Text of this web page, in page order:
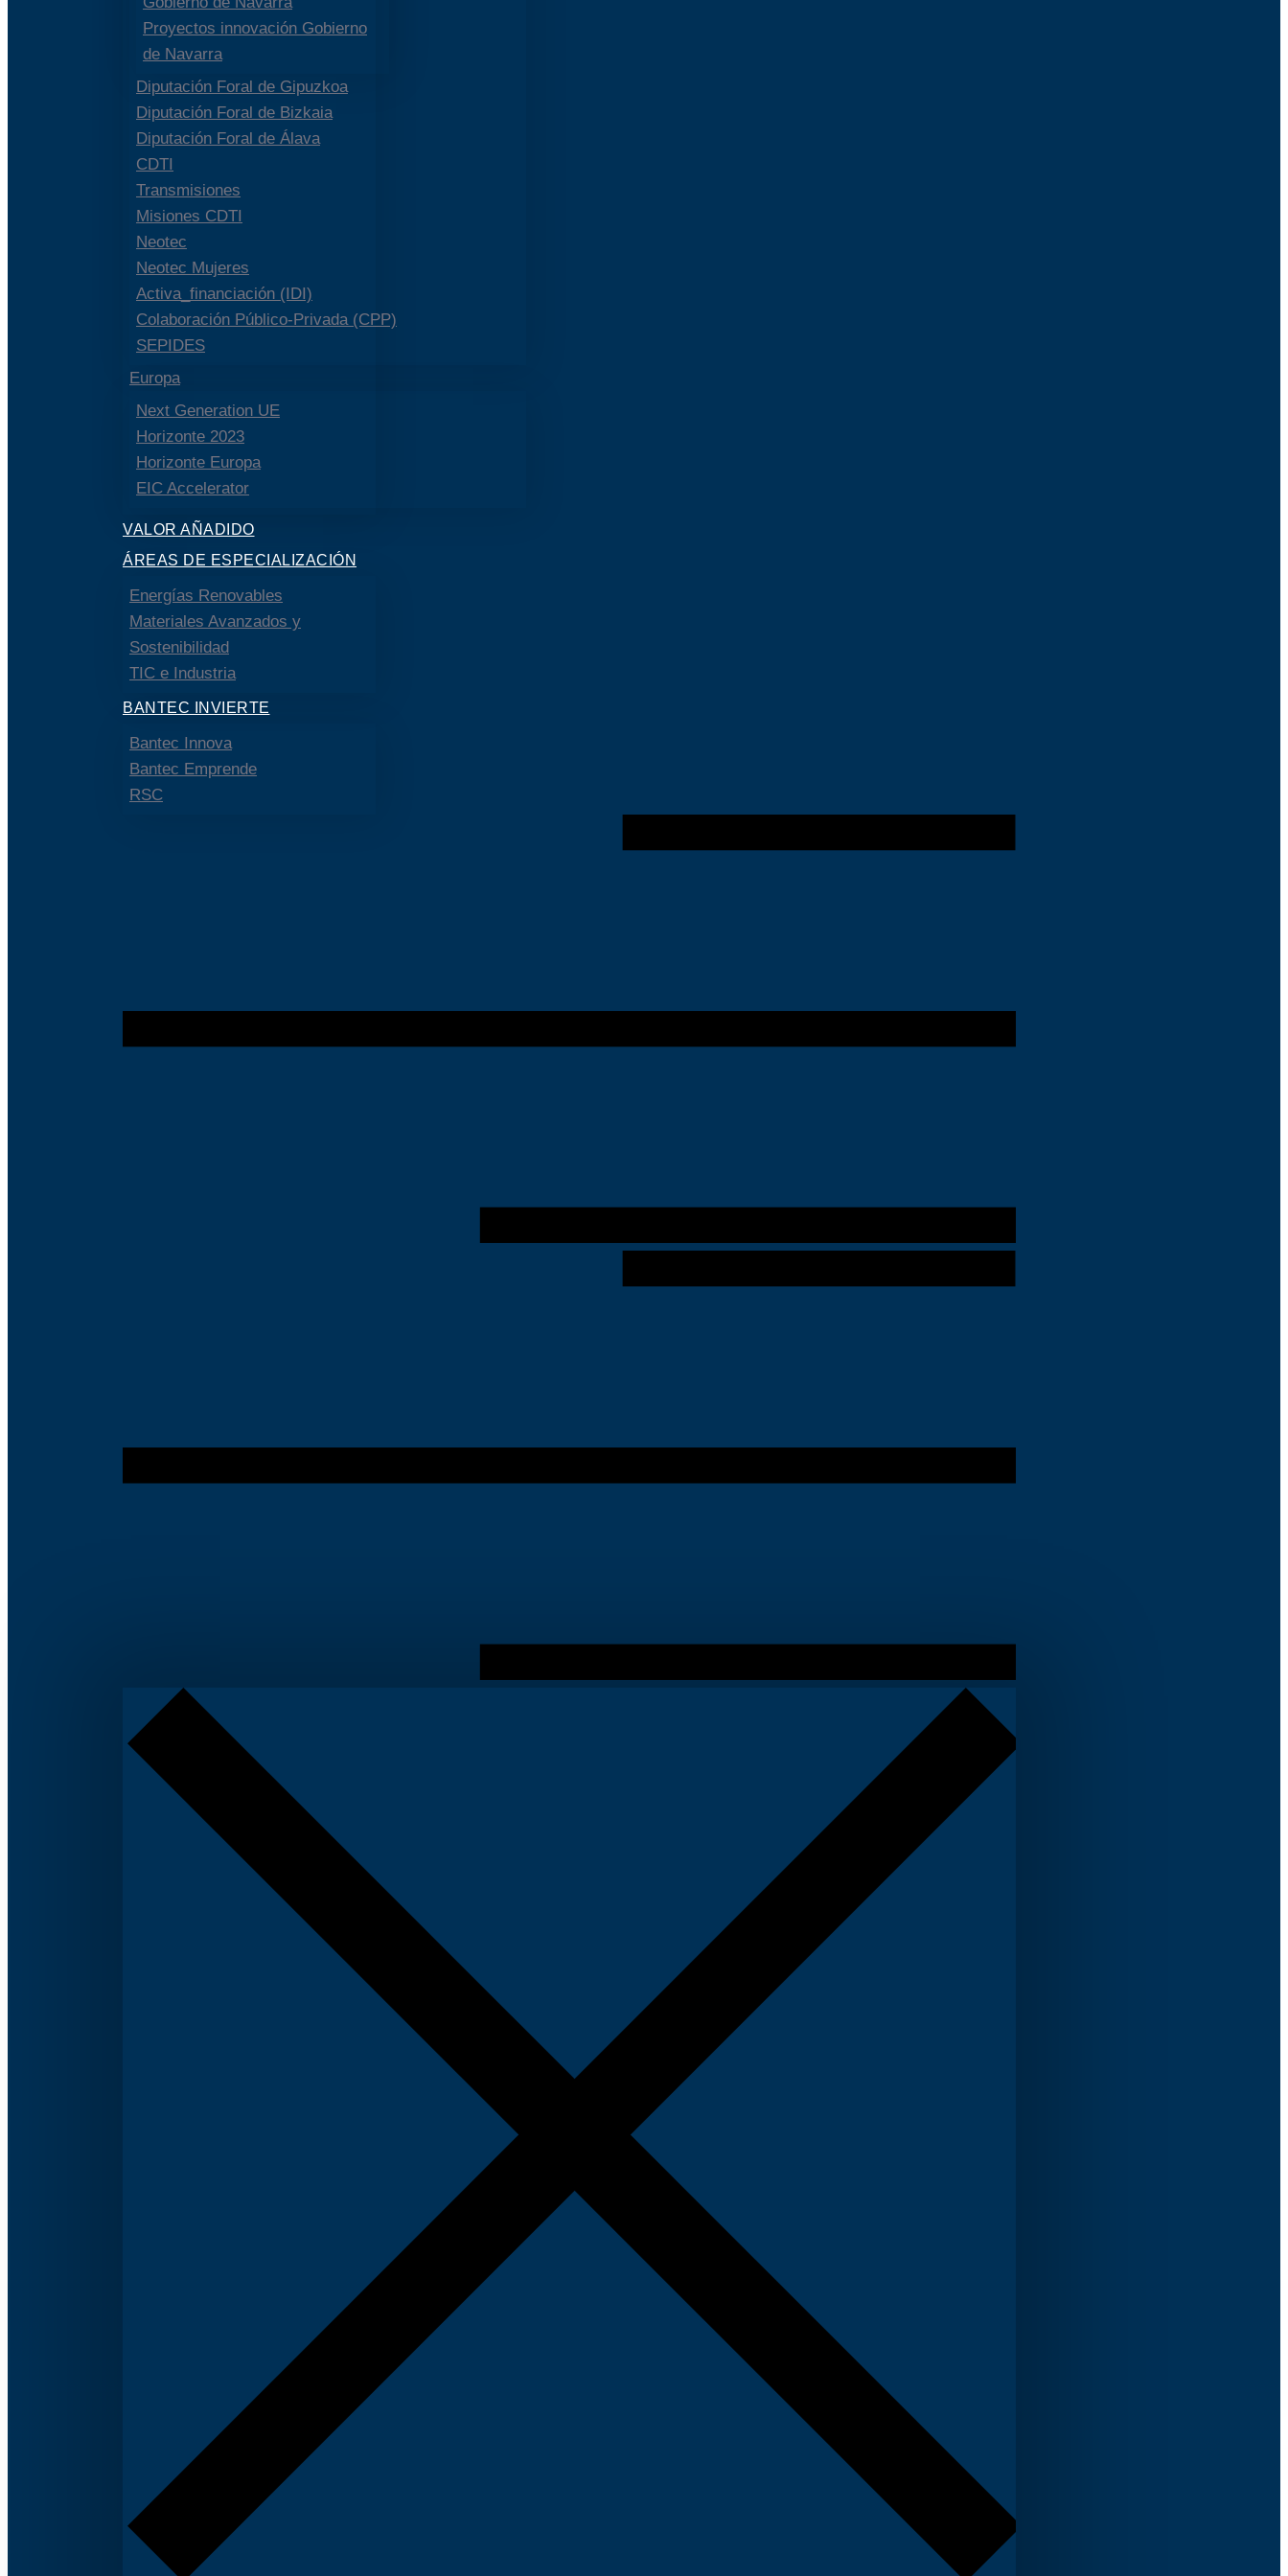
Proyectos innovación Gobierno
de Navarra
Diputación Foral de Gipuzkoa
Diputación Foral de Bizkaia
Diputación Foral de Álava
CDTI
Transmisiones
Misiones CDTI
Neotec
Neotec Mujeres
Activa_financiación (IDI)
Colaboración Público-Privada (CPP)
SEPIDES
Europa
Next Generation UE
Horizonte 2023
Horizonte Europa
EIC Accelerator
VALOR AÑADIDO
ÁREAS DE ESPECIALIZACIÓN
Energías Renovables
Materiales Avanzados y
Sostenibilidad
TIC e Industria
BANTEC INVIERTE
Bantec Innova
Bantec Emprende
RSC